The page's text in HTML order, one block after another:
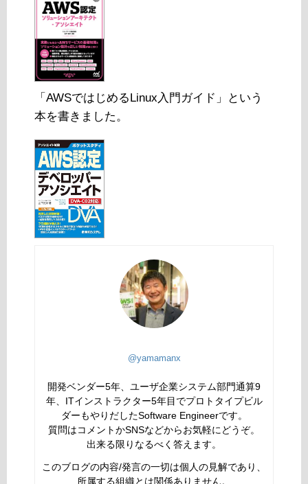
「AWSではじめるLinux入門ガイド」という
本を書きました。
@yamamanx
開発ベンダー5年、ユーザ企業システム部門通算9
年、ITインストラクター5年目でプロトタイプビル
ダーもやりだしたSoftware Engineerです。
質問はコメントかSNSなどからお気軽にどうぞ。
出来る限りなるべく答えます。
このブログの内容/発言の一切は個人の見解であり、
所属する組織とは関係ありません。